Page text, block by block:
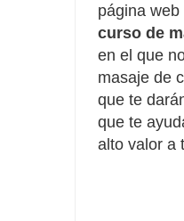
página
curso de
en el que
masaje de
que te
que te
alto valor a